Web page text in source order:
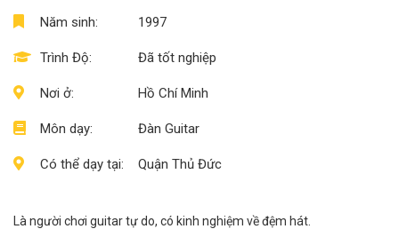
Năm sinh:
Trình Độ:
Nơi ở:
Môn dạy:
Có thể dạy tại:
1997
Đã tốt nghiệp
Hồ Chí Minh
Đàn Guitar
Quận Thủ Đức
Là người chơi guitar tự do, có kinh nghiệm về đệm hát.